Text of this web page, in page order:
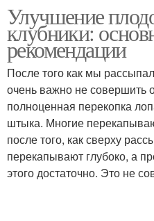
клубники
Улучшение
клубники:
рекомендации
После того как мы
очень важно не совершить
полноценная перекопка
штыка. Многие
после того, как сверху
перекапывают глубоко, а
этого достаточно. Это не